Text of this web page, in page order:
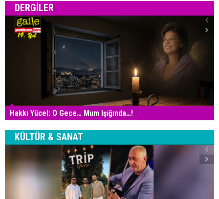
DERGILER
Hakkı Yücel: O Gece… Mum Işığında…!
KÜLTÜR & SANAT